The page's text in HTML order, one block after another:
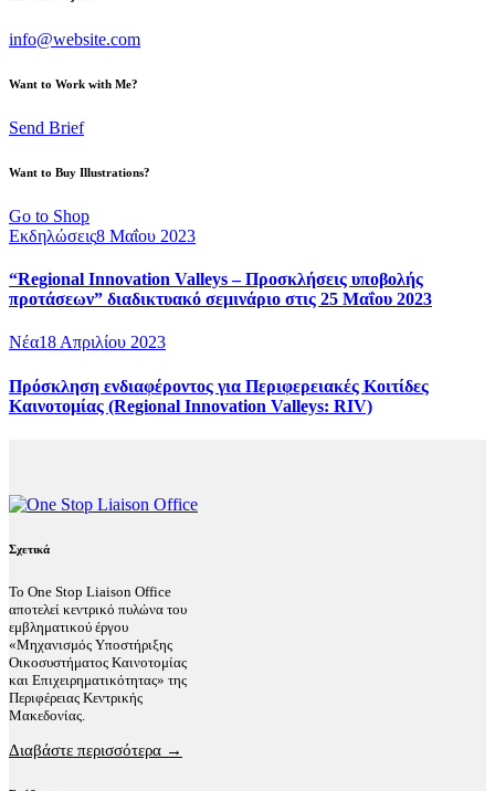
info@website.com
Want to Work with Me?
Send Brief
Want to Buy Illustrations?
Go to Shop
Εκδηλώσεις8 Μαΐου 2023
“Regional Innovation Valleys – Προσκλήσεις υποβολής
προτάσεων” διαδικτυακό σεμινάριο στις 25 Μαΐου 2023
Νέα18 Απριλίου 2023
Πρόσκληση ενδιαφέροντος για Περιφερειακές Κοιτίδες
Καινοτομίας (Regional Innovation Valleys: RIV)
Σχετικά
Το One Stop Liaison Office
αποτελεί κεντρικό πυλώνα του
εμβληματικού έργου
«Μηχανισμός Υποστήριξης
Οικοσυστήματος Καινοτομίας
και Επιχειρηματικότητας» της
Περιφέρειας Κεντρικής
Μακεδονίας.
Διαβάστε περισσότερα →